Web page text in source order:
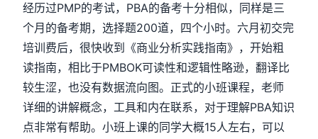
经历过PMP的考试， PBA的备考十分相似，同样是三
个月的备考期，选择题200道，四个小时。六月初交完
培训费后，很快收到《商业分析实践指南》，开始粗
读指南，相比于PMBOK可读性和逻辑性略逊，翻译比
较生涩，也没有数据流向图。正式的小班课程，老师
详细的讲解概念，工具和内在联系，对于理解PBA知识
点非常有帮助。小班上课的同学大概15人左右，可以